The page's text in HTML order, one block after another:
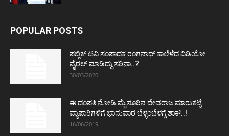
POPULAR POSTS
ಪಬ್ಲಿಕ್ ಟಿವಿ ಸಂಪಾದಕ ರಂಗನಾಥ್ ಕಾಲೆಳೆದ ವಿಡಿಯೋ
ವೈರಲ್ ಮಾಡಿದ್ದು ಸರಿನಾ..?
30/03/2020
ಈ ದಂಪತಿ ನೋಡಿ ಮೈಸೂರಿನ ದೇವರಾಜ ಮಾರುಕಟ್ಟೆ
ವ್ಯಾಪಾರಿಗಳಿಗೆ ಭಾನುವಾರ ಬೆಳ್ಳಂಬೆಳಗ್ಗೆ ಶಾಕ್..!
16/06/2019